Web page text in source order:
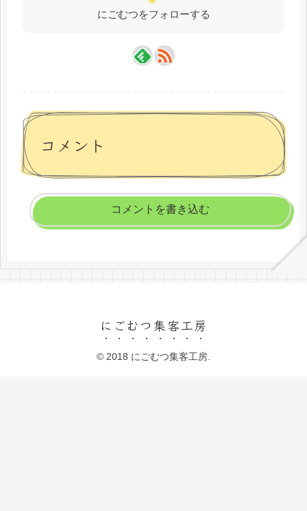
にごむつをフォローする
コメント
コメントを書き込む
にごむつ集客工房
© 2018 にごむつ集客工房.